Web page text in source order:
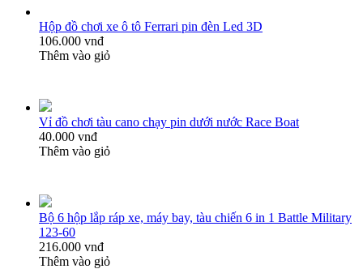
Hộp đồ chơi xe ô tô Ferrari pin đèn Led 3D
106.000 vnđ
Thêm vào giỏ
Vỉ đồ chơi tàu cano chạy pin dưới nước Race Boat
40.000 vnđ
Thêm vào giỏ
Bộ 6 hộp lắp ráp xe, máy bay, tàu chiến 6 in 1 Battle Military
123-60
216.000 vnđ
Thêm vào giỏ